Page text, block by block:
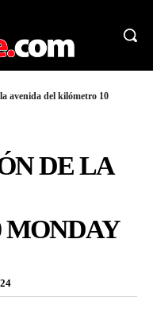
avenida del kilómetro 10
DE LA